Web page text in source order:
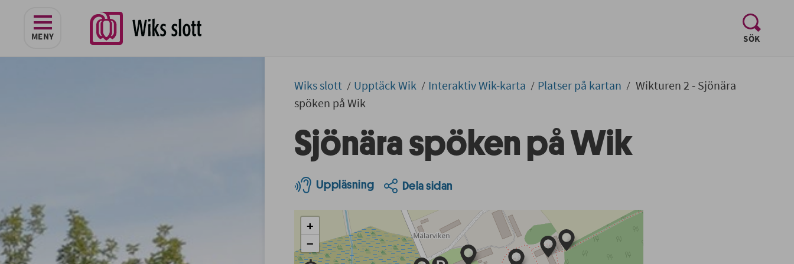
MENY
navigeringen
SÖK
, visa
Wiks slott Upptäck Wik Interaktiv Wik-karta Platser på kartan
Wikturen 2 - Sjönära
spöken på Wik
Sjönära spöken på Wik
Uppläsning Dela sidan
+
−